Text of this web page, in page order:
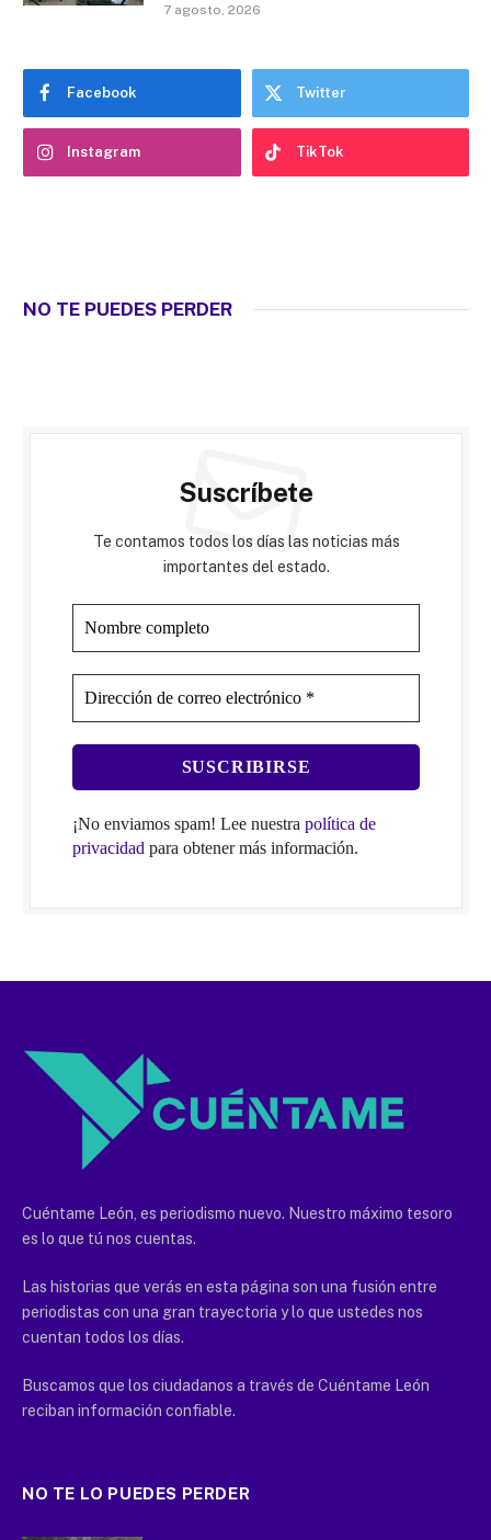
7 agosto, 2026
Facebook Twitter
Instagram TikTok
NO TE PUEDES PERDER
Suscríbete
Te contamos todos los días las noticias más
importantes del estado.
¡No enviamos spam! Lee nuestra política de
privacidad para obtener más información.
Cuéntame León, es periodismo nuevo. Nuestro máximo tesoro
es lo que tú nos cuentas.
Las historias que verás en esta página son una fusión entre
periodistas con una gran trayectoria y lo que ustedes nos
cuentan todos los días.
Buscamos que los ciudadanos a través de Cuéntame León
reciban información confiable.
NO TE LO PUEDES PERDER